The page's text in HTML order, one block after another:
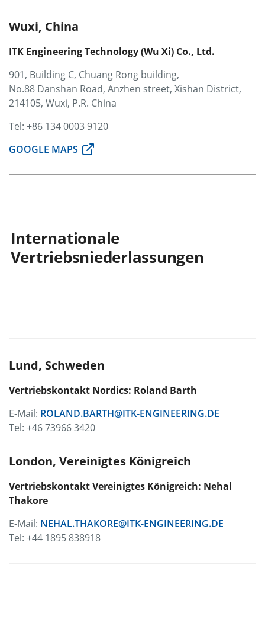
Wuxi, China
ITK Engineering Technology (Wu Xi) Co., Ltd.
901, Building C, Chuang Rong building,
No.88 Danshan Road, Anzhen street, Xishan District,
214105, Wuxi, P.R. China
Tel: +86 134 0003 9120
GOOGLE MAPS
Internationale
Vertriebsniederlassungen
Lund, Schweden
Vertriebskontakt Nordics: Roland Barth
E-Mail: ROLAND.BARTH@ITK-ENGINEERING.DE
Tel: +46 73966 3420
London, Vereinigtes Königreich
VertriebskontaktVereinigtes Königreich: Nehal
Thakore
E-Mail: NEHAL.THAKORE@ITK-ENGINEERING.DE
Tel: +44 1895 838918